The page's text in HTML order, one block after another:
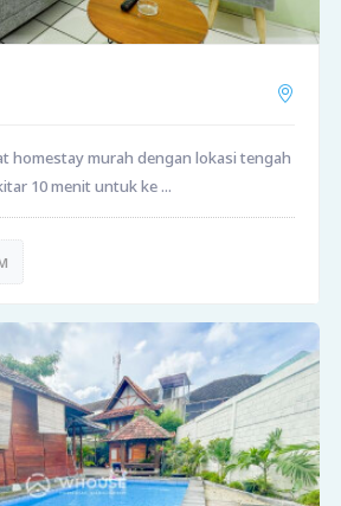
homestay murah dengan lokasi tengah
10 menit untuk ke ...